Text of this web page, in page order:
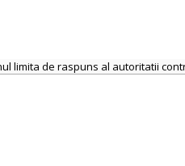
limita de raspuns al autoritatii